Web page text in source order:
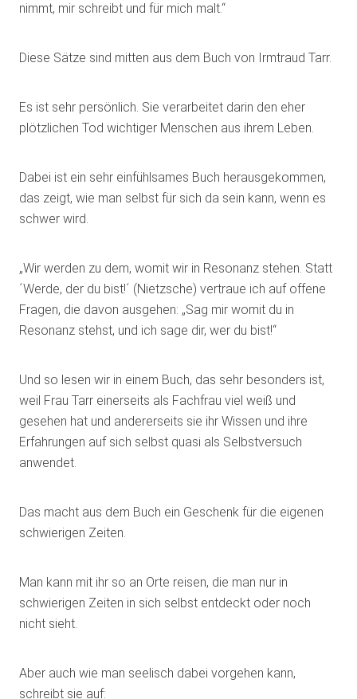
nimmt, mir schreibt und für mich malt.“
Diese Sätze sind mitten aus dem Buch von Irmtraud Tarr.
Es ist sehr persönlich. Sie verarbeitet darin den eher
plötzlichen Tod wichtiger Menschen aus ihrem Leben.
Dabei ist ein sehr einfühlsames Buch herausgekommen,
das zeigt, wie man selbst für sich da sein kann, wenn es
schwer wird.
„Wir werden zu dem, womit wir in Resonanz stehen. Statt
´Werde, der du bist!´ (Nietzsche) vertraue ich auf offene
Fragen, die davon ausgehen: „Sag mir womit du in
Resonanz stehst, und ich sage dir, wer du bist!“
Und so lesen wir in einem Buch, das sehr besonders ist,
weil Frau Tarr einerseits als Fachfrau viel weiß und
gesehen hat und andererseits sie ihr Wissen und ihre
Erfahrungen auf sich selbst quasi als Selbstversuch
anwendet.
Das macht aus dem Buch ein Geschenk für die eigenen
schwierigen Zeiten.
Man kann mit ihr so an Orte reisen, die man nur in
schwierigen Zeiten in sich selbst entdeckt oder noch
nicht sieht.
Aber auch wie man seelisch dabei vorgehen kann,
schreibt sie auf: